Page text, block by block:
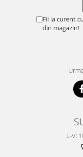
Fii la curent
din magazin!
L-V: